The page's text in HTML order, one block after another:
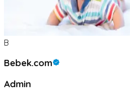
B
Bebek.com
Admin